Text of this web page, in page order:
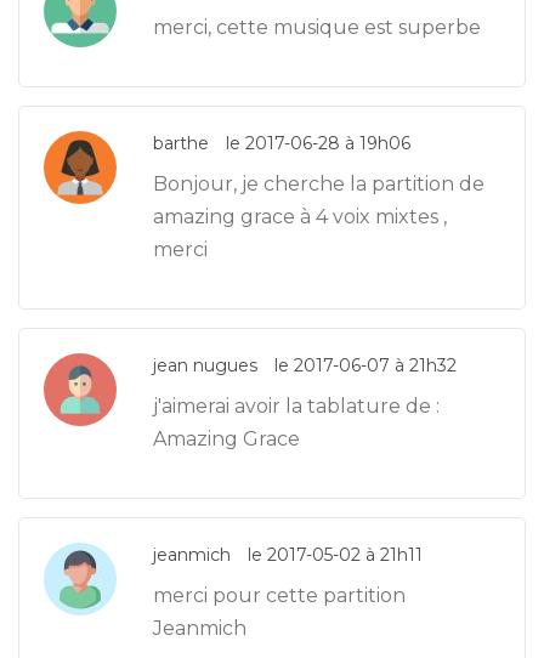
merci, cette musique est superbe
barthe le 2017-06-28 à 19h06
Bonjour, je cherche la partition de
amazing grace à 4 voix mixtes ,
merci
jean nugues le 2017-06-07 à 21h32
j'aimerai avoir la tablature de :
Amazing Grace
jeanmich le 2017-05-02 à 21h11
merci pour cette partition
Jeanmich